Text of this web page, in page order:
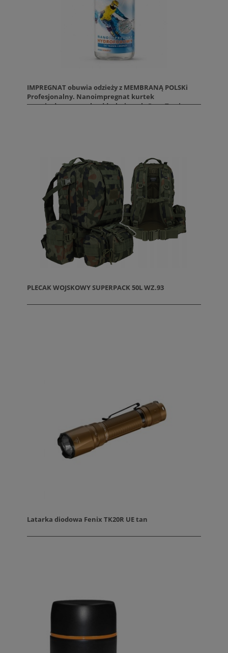
IMPREGNAT obuwia odzieży z MEMBRANĄ POLSKi
Profesjonalny. Nanoimpregnat kurtek
przeciwdeszczowych oddychających Gore-Tex i
PLECAK WOJSKOWY SUPERPACK 50L WZ.93
Latarka diodowa Fenix TK20R UE tan